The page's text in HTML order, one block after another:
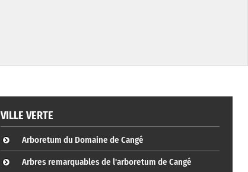
VILLE VERTE
Arboretum du Domaine de Cangé
Arbres remarquables de l'arboretum de Cangé